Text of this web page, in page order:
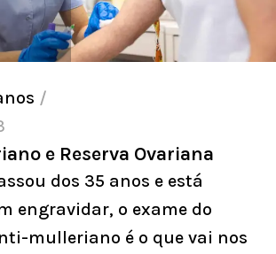
e Reserva Ovariana
dos 35 anos e está
engravidar, o exame do
mulleriano é o que vai nos